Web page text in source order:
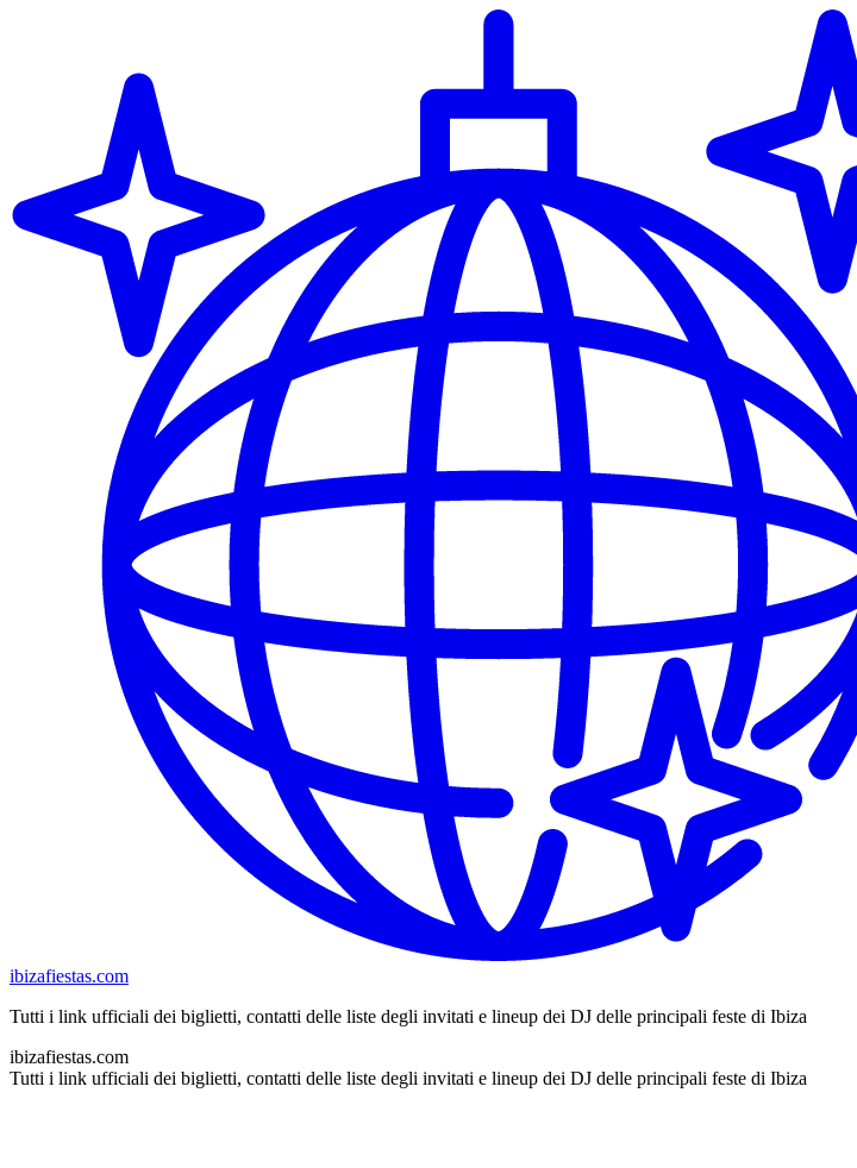
ibizafiestas.com
Tutti i link ufficiali dei biglietti, contatti delle liste degli invitati e lineup dei DJ delle principali feste di Ibiza
ibizafiestas.com
Tutti i link ufficiali dei biglietti, contatti delle liste degli invitati e lineup dei DJ delle principali feste di Ibiza